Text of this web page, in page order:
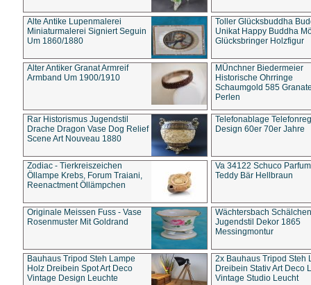
Alte Antike Lupenmalerei
Miniaturmalerei Signiert Seguin
Um 1860/1880
Toller Glücksbuddha
Unikat Happy Buddha
Glücksbringer Holzfigur
Alter Antiker Granat Armreif
Armband Um 1900/1910
MÜnchner Biedermeier
Historische Ohrringe
Schaumgold 585
Perlen
Rar Historismus Jugendstil
Drache Dragon Vase Dog Relief
Scene Art Nouveau 1880
Telefonablage
Design 60er 70er Jahre
Zodiac - Tierkreiszeichen
Öllampe Krebs, Forum Traiani,
Reenactment Öllämpchen
Va 34122 Schuco
Teddy Bär Hellbraun
Originale Meissen Fuss - Vase
Rosenmuster Mit Goldrand
Wächtersbach Schälchen
Jugendstil Dekor 1865
Messingmontur
Bauhaus Tripod Steh Lampe
Holz Dreibein Spot Art Deco
Vintage Design Leuchte
2x Bauhaus Tripod Steh
Dreibein Stativ Art Deco
Vintage Studio Leucht